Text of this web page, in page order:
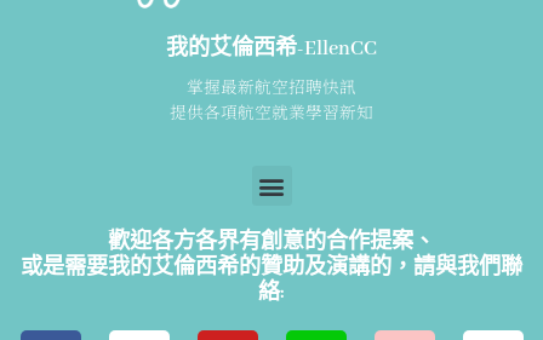
我的艾倫西希-EllenCC
掌握最新航空招聘快訊
提供各項航空就業學習新知
歡迎各方各界有創意的合作提案、
或是需要我的艾倫西希的贊助及演講的，請與我們聯
絡: